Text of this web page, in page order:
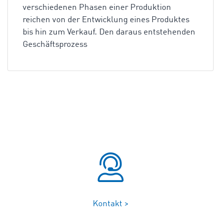
verschiedenen Phasen einer Produktion
reichen von der Entwicklung eines Produktes
bis hin zum Verkauf. Den daraus entstehenden
Geschäftsprozess
Kontakt >